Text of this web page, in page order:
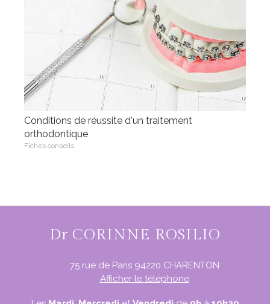
Conditions de réussite d'un traitement
orthodontique
Fiches conseils
Dr CORINNE ROSILIO
75 rue de Paris 94220 CHARENTON
Afficher le téléphone